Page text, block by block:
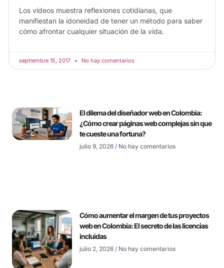
Los vídeos muestra reflexiones cotidianas, que
manifiestan la idoneidad de tener un método para saber
cómo afrontar cualquier situación de la vida.
septiembre 15, 2017 No hay comentarios
El dilema del diseñador web en Colombia:
¿Cómo crear páginas web complejas sin que
te cueste una fortuna?
julio 9, 2026 No hay comentarios
Cómo aumentar el margen de tus proyectos
web en Colombia: El secreto de las licencias
incluidas
julio 2, 2026 No hay comentarios